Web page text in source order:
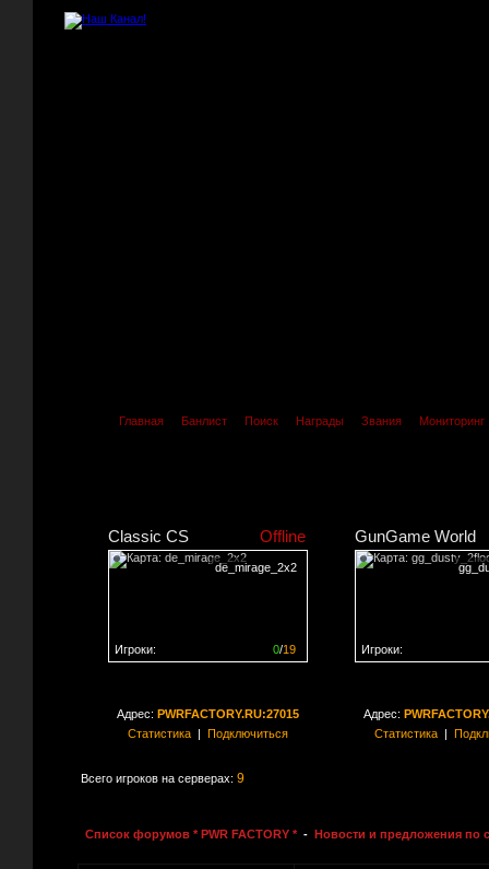
Главная Банлист Поиск Награды Звания Мониторинг
Classic CS Offline
de_mirage_2x2
0/19
Игроки:
GunGame World
Игроки:
Адрес: PWRFACTORY.RU:27015
Статистика| Подключиться
Адрес:
Статистика|
Всего игроков на серверах: 9
Список форумов * PWR FACTORY * - Новости и предложения по